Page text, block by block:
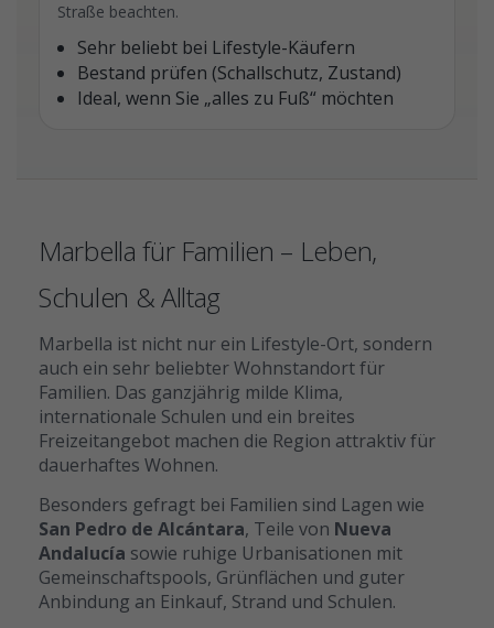
Straße beachten.
Sehr beliebt bei Lifestyle-Käufern
Bestand prüfen (Schallschutz, Zustand)
Ideal, wenn Sie „alles zu Fuß“ möchten
Marbella für Familien – Leben,
Schulen & Alltag
Marbella ist nicht nur ein Lifestyle-Ort, sondern
auch ein sehr beliebter Wohnstandort für
Familien. Das ganzjährig milde Klima,
internationale Schulen und ein breites
Freizeitangebot machen die Region attraktiv für
dauerhaftes Wohnen.
Besonders gefragt bei Familien sind Lagen wie
San Pedro de Alcántara, Teile von Nueva
Andalucía sowie ruhige Urbanisationen mit
Gemeinschaftspools, Grünflächen und guter
Anbindung an Einkauf, Strand und Schulen.